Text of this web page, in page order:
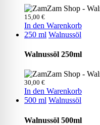
15,00 €
In den Warenkorb
250 ml Walnussöl
Walnussöl 250ml
30,00 €
In den Warenkorb
500 ml Walnussöl
Walnussöl 500ml